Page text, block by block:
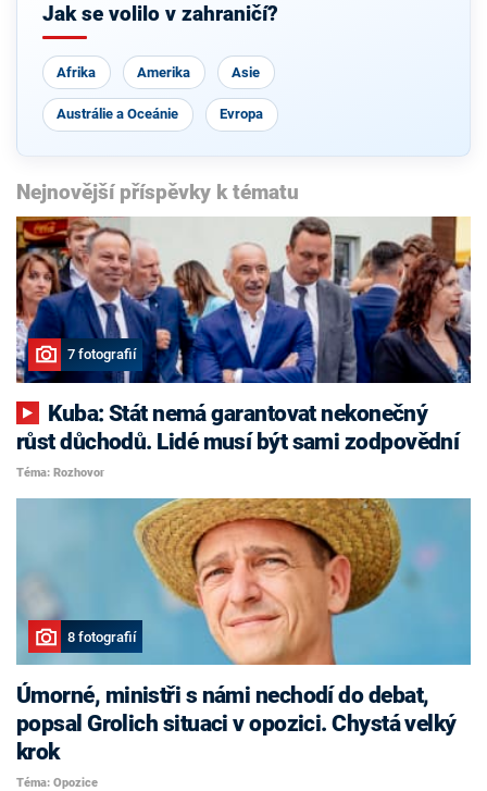
Jak se volilo v zahraničí?
Afrika Amerika Asie
Austrálie a Oceánie Evropa
Nejnovější příspěvky k tématu
7 fotografií
růst důchodů. Lidé musí být sami zodpovědní
Téma: Rozhovor
8 fotografií
Úmorné, ministři s námi nechodí do debat,
popsal Grolich situaci v opozici. Chystá velký
krok
Téma: Opozice